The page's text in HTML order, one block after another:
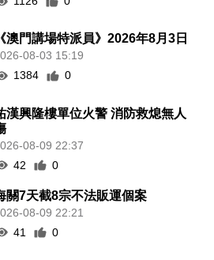
《澳門講場特派員》2026年8月3日
08-03 15:19
1384
0
漢興隆樓單位火警 消防救熄無人
08-09 22:37
42
0
關7天截8宗不法販運個案
08-09 22:21
41
0